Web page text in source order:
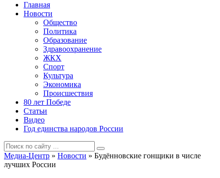
Главная
Новости
Общество
Политика
Образование
Здравоохранение
ЖКХ
Спорт
Культура
Экономика
Происшествия
80 лет Победе
Статьи
Видео
Год единства народов России
Медиа-Центр » Новости » Будённовские гонщики в числе
лучших России